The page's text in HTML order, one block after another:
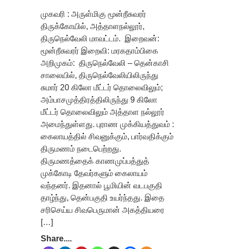
முகவரி : அருள்மிகு மூன்றீசுவரர்
திருக்கோயில், அத்தாளநல்லூர்,
திருநெல்வேலி மாவட்டம். இறைவன்:
மூன்றீசுவரர் இறைவி: மரகதாம்பிகை
அறிமுகம்: திருநெல்வேலி – தென்காசி
சாலையில், திருநெல்வேலியிலிருந்து
சுமார் 20 கிலோ மீட்டர் தொலைவிலும்;
அம்பாசமுத்திரத்திலிருந்து 9 கிலோ
மீட்டர் தொலைவிலும் அத்தாள நல்லூர்
அமைந்துள்ளது. புராண முக்கியத்துவம் :
கைலாயத்தில் சிவனுக்கும், பார்வதிக்கும்
திருமணம் நடைபெற்றது.
திருமணத்தைக் காணமுப்பத்துத்
முக்கோடி தேவர்களும் கைலாயம்
வந்தனர். இதனால் பூமியின் வடபகுதி
தாழ்ந்து, தென்பகுதி உயர்ந்தது. இதை
சரிசெய்ய சிவபெருமான் அகத்தியரை
[…]
Share....